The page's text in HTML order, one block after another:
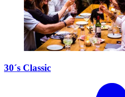
30´s Classic